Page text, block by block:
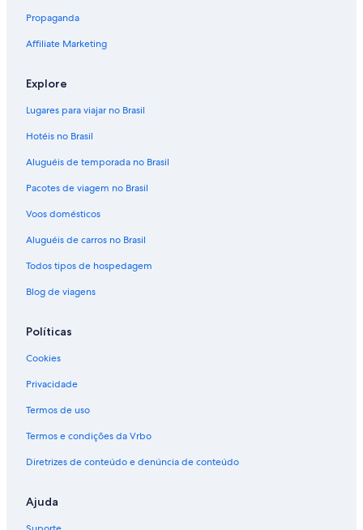
Propaganda
Affiliate Marketing
Explore
Lugares para viajar no Brasil
Hotéis no Brasil
Aluguéis de temporada no Brasil
Pacotes de viagem no Brasil
Voos domésticos
Aluguéis de carros no Brasil
Todos tipos de hospedagem
Blog de viagens
Políticas
Cookies
Privacidade
Termos de uso
Termos e condições da Vrbo
Diretrizes de conteúdo e denúncia de conteúdo
Ajuda